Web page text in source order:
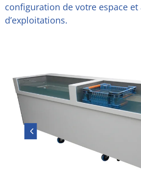
configuration de votre espace
d’exploitations.